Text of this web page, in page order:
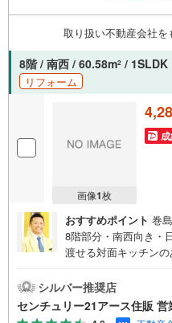
取り扱い不動産会社を
8階 / 南西 / 60.58m2 / 1SLDK
リフォーム
画像1枚
おすすめポイント 巻
8階部分・南西向き・
渡せる対面キッチン
ムーズになります。
ト】◆センチュリオン
ュリー21のお店。そ
シルバー推奨店
センチュリー21アース住販 営